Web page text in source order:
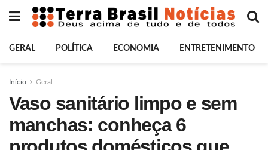
GERAL POLÍTICA ECONOMIA ENTRETENIMENTO
Início Geral
Vaso sanitário limpo e sem
manchas: conheça 6